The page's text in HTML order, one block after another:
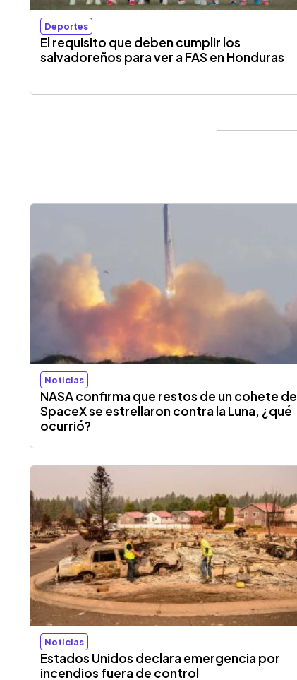
Deportes
El requisito que deben cumplir los
salvadoreños para ver a FAS en Honduras
Noticias
NASA confirma que restos de un cohete de
SpaceX se estrellaron contra la Luna, ¿qué
ocurrió?
Noticias
Estados Unidos declara emergencia por
incendios fuera de control